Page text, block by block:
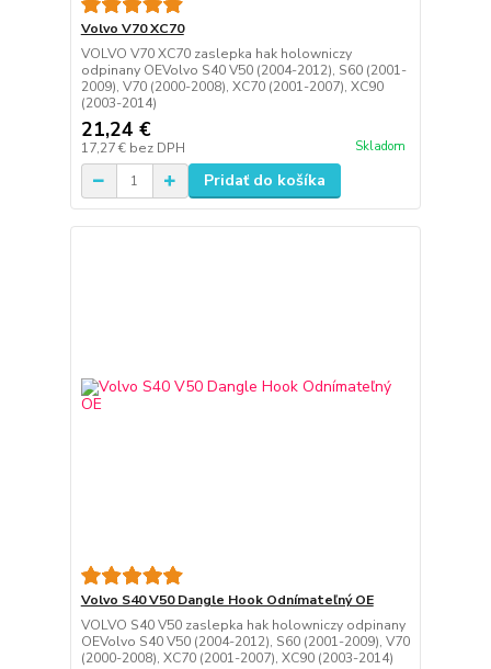
Volvo V70 XC70
VOLVO V70 XC70 zaslepka hak holowniczy
odpinany OEVolvo S40 V50 (2004-2012), S60 (2001-
2009), V70 (2000-2008), XC70 (2001-2007), XC90
(2003-2014)
21,24 €
17,27 € bez DPH Skladom
Pridať do košíka
Volvo S40 V50 Dangle Hook Odnímateľný OE
VOLVO S40 V50 zaslepka hak holowniczy odpinany
OEVolvo S40 V50 (2004-2012), S60 (2001-2009), V70
(2000-2008), XC70 (2001-2007), XC90 (2003-2014)